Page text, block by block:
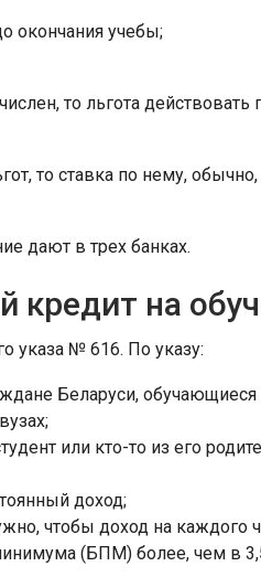
окончания учебы;
то льгота действовать
то ставка по нему,
дают в трех банках.
кредит на
указа № 616. По указу:
Беларуси,
или кто-то из его
доход;
чтобы доход на каждого
(БПМ) более, чем в